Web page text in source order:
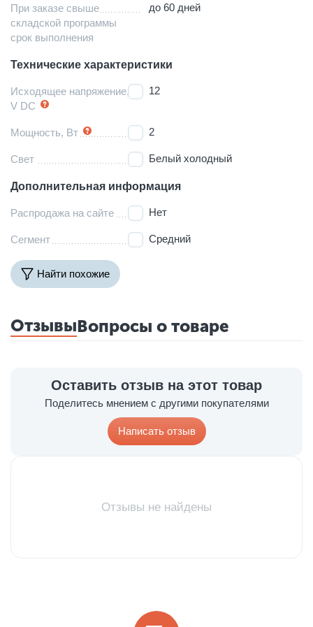
При заказе свыше
складской программы
срок выполнения
до 60 дней
Технические характеристики
Исходящее напряжение,
V DC
12
Мощность, Вт 2
Свет Белый холодный
Дополнительная информация
Распродажа на сайте Нет
Сегмент Средний
Найти похожие
ОтзывыВопросы о товаре
Оставить отзыв на этот товар
Поделитесь мнением с другими покупателями
Написать отзыв
Отзывы не найдены